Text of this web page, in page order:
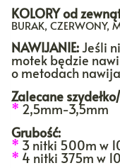
KOLORYod
BURAK, CZERWONY,
NAWIJANIE:Jeśli
motek będzie
o metodach
Zalecane
* 2,5mm-3,5mm
Grubość:
* 3 nitki 500m w
* 4 nitki 375m w